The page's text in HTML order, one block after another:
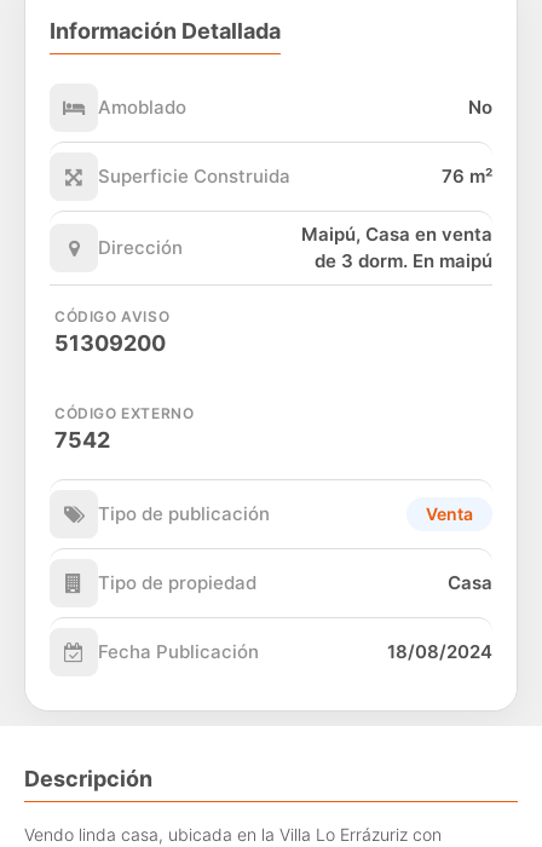
Información Detallada
Amoblado No
Superficie Construida 76 m²
Dirección
Maipú, Casa en venta
de 3 dorm. En maipú
CÓDIGO AVISO
51309200
CÓDIGO EXTERNO
7542
Tipo de publicación Venta
Tipo de propiedad Casa
Fecha Publicación 18/08/2024
Descripción
Vendo linda casa, ubicada en la Villa Lo Errázuriz con